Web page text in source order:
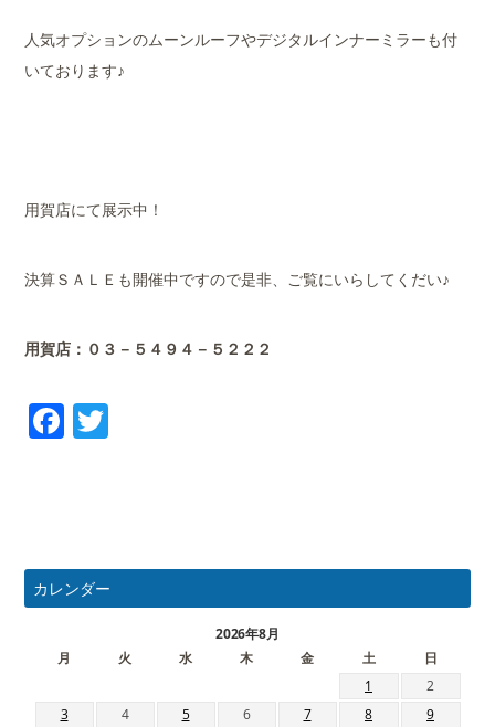
人気オプションのムーンルーフやデジタルインナーミラーも付
いております♪
用賀店にて展示中！
決算ＳＡＬＥも開催中ですので是非、ご覧にいらしてくだい♪
用賀店：０３－５４９４－５２２２
Facebook
カレンダー
2026年8月
月
火 水 木 金 土
日
1
2
3
4 5 6 7 8 9